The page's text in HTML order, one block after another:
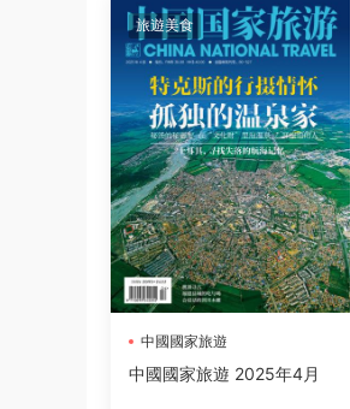
旅遊美食
中國國家旅遊
中國國家旅遊 2025年4月